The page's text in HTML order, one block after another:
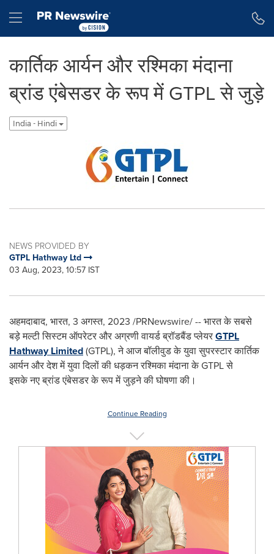
Hamburger menu
कार्तिक आर्यन और रश्मिका मंदाना
ब्रांड एंबेसडर के रूप में GTPL से जुड़े
India - Hindi
NEWS PROVIDED BY
GTPL Hathway Ltd
03 Aug, 2023, 10:57 IST
अहमदाबाद, भारत, 3 अगस्त, 2023 /PRNewswire/ -- भारत के सबसे
बड़े मल्टी सिस्टम ऑपरेटर और अग्रणी वायर्ड ब्रॉडबैंड प्लेयरGTPL
Hathway Limited(GTPL), ने आज बॉलीवुड के युवा सुपरस्टार कार्तिक
आर्यन और देश में युवा दिलों की धड़कन रश्मिका मंदाना के GTPL से
इसके नए ब्रांड एंबेसडर के रूप में जुड़ने की घोषणा की।
Continue Reading